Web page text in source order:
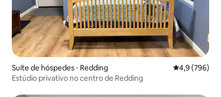
Suíte de hóspedes ⋅ Redding 4,9 de uma
4,9 (796)
Estúdio privativo no centro de Redding